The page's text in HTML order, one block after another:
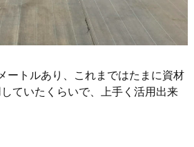
ートルあり、これまではたまに資材
ていたくらいで、上手く活用出来